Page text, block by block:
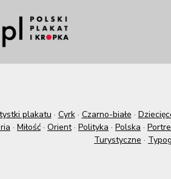
plakatu · Cyrk· Czarno-białe ·
· Miłość · Orient· Polityka · Polska ·
Turystyczne ·